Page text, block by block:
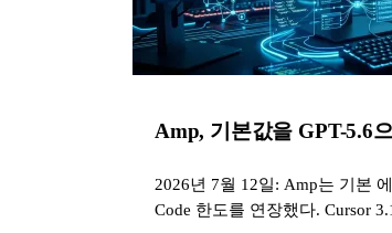
Amp, 기본값을 GPT-5.6
2026년 7월 12일: Amp는 기본
Code 한도를 연장했다. Cursor